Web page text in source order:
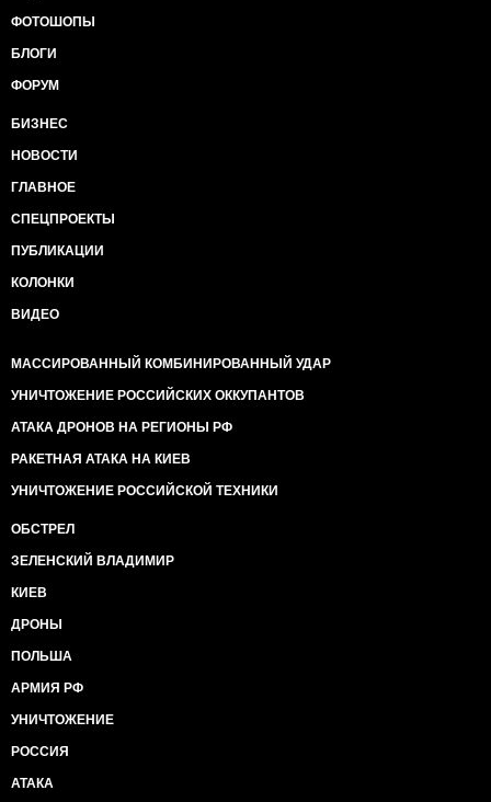
ФОТОШОПЫ
БЛОГИ
ФОРУМ
БИЗНЕС
НОВОСТИ
ГЛАВНОЕ
СПЕЦПРОЕКТЫ
ПУБЛИКАЦИИ
КОЛОНКИ
ВИДЕО
МАССИРОВАННЫЙ КОМБИНИРОВАННЫЙ УДАР
УНИЧТОЖЕНИЕ РОССИЙСКИХ ОККУПАНТОВ
АТАКА ДРОНОВ НА РЕГИОНЫ РФ
РАКЕТНАЯ АТАКА НА КИЕВ
УНИЧТОЖЕНИЕ РОССИЙСКОЙ ТЕХНИКИ
ОБСТРЕЛ
ЗЕЛЕНСКИЙ ВЛАДИМИР
КИЕВ
ДРОНЫ
ПОЛЬША
АРМИЯ РФ
УНИЧТОЖЕНИЕ
РОССИЯ
АТАКА